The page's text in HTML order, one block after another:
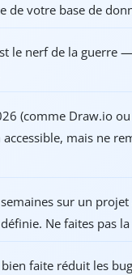
de votre base de
le nerf de la guerre
(comme Draw.io
mais ne
sur un projet
Ne faites pas
faite réduit les